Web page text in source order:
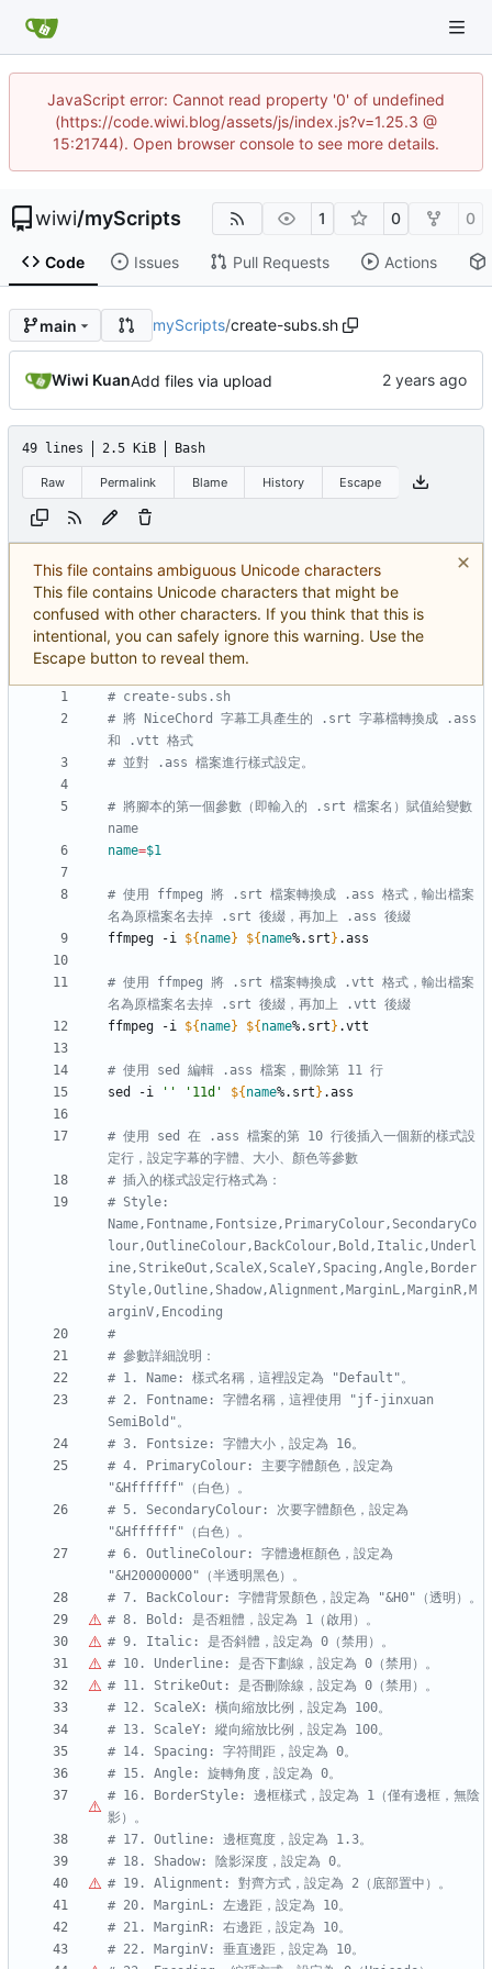
JavaScript error: Cannot read property '0' of undefined
(https://code.wiwi.blog/assets/js/index.js?v=1.25.3 @
15:21744). Open browser console to see more details.
wiwi/myScripts 1 0 0
Code Issues Pull Requests Actions
main myScripts/create-subs.sh
Wiwi KuanAdd files via upload
49 lines 2.5 KiB Bash
Raw Permalink Blame History Escape
This file contains ambiguous Unicode characters
This file contains Unicode characters that might be
confused with other characters. If you think that this is
intentional, you can safely ignore this warning. Use the
Escape button to reveal them.
# create-subs.sh
# 將 NiceChord 字幕工具產生的 .srt 字幕檔轉換成 .ass
和 .vtt 格式
# 並對 .ass 檔案進行樣式設定。
# 將腳本的第一個參數（即輸入的 .srt 檔案名）賦值給變數
name
name=$1
# 使用 ffmpeg 將 .srt 檔案轉換成 .ass 格式，輸出檔案
名為原檔案名去掉 .srt 後綴，再加上 .ass 後綴
ffmpeg -i ${ name} ${ name%.srt }
# 使用 ffmpeg 將 .srt 檔案轉換成 .vtt 格式，輸出檔案
名為原檔案名去掉 .srt 後綴，再加上 .vtt 後綴
ffmpeg -i ${ name} ${ name%.srt }
# 使用 sed 編輯 .ass 檔案，刪除第 11 行
sed -i
'' '11d' ${ name%.srt }
# 使用 sed 在 .ass 檔案的第 10 行後插入一個新的樣式設
定行，設定字幕的字體、大小、顏色等參數
# 插入的樣式設定行格式為：
# Style:
Name,Fontname,Fontsize,PrimaryColour,SecondaryCo
lour,OutlineColour,BackColour,Bold,Italic,Underl
ine,StrikeOut,ScaleX,ScaleY,Spacing,Angle,Border
Style,Outline,Shadow,Alignment,MarginL,MarginR,M
arginV,Encoding
#
# 參數詳細說明：
# 1. Name: 樣式名稱，這裡設定為 "Default"。
# 2. Fontname: 字體名稱，這裡使用 "jf-jinxuan
SemiBold"。
# 3. Fontsize: 字體大小，設定為 16。
# 4. PrimaryColour: 主要字體顏色，設定為
"&Hffffff"（白色）。
# 5. SecondaryColour: 次要字體顏色，設定為
"&Hffffff"（白色）。
# 6. OutlineColour: 字體邊框顏色，設定為
"&H20000000"（半透明黑色）。
# 7. BackColour: 字體背景顏色，設定為 "&H0"（透明）。
# 8. Bold: 是否粗體，設定為 1 （啟用 ） 。
# 9. Italic: 是否斜體，設定為 0 （禁用 ） 。
# 10. Underline: 是否下劃線，設定為 0 （禁用 ） 。
# 11. StrikeOut: 是否刪除線，設定為 0 （禁用 ） 。
# 12. ScaleX: 橫向縮放比例，設定為 100。
# 13. ScaleY: 縱向縮放比例，設定為 100。
# 14. Spacing: 字符間距，設定為 0。
# 15. Angle: 旋轉角度，設定為 0。
# 16. BorderStyle: 邊框樣式，設定為 1 （僅有邊框 ， 無陰
影） 。
# 17. Outline: 邊框寬度，設定為 1.3。
# 18. Shadow: 陰影深度，設定為 0。
# 19. Alignment: 對齊方式，設定為 2 （ 底部置中 ） 。
# 20. MarginL: 左邊距，設定為 10。
# 21. MarginR: 右邊距，設定為 10。
# 22. MarginV: 垂直邊距，設定為 10。